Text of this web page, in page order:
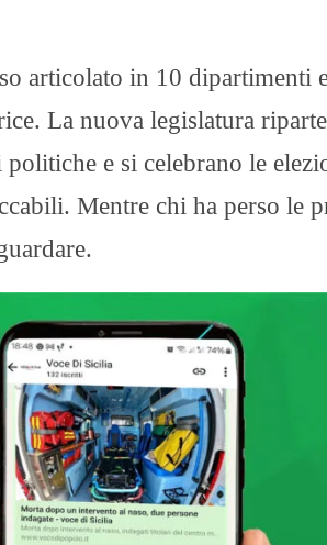
articolato in 10 dipartimenti
La nuova legislatura riparte
politiche e si celebrano le
Mentre chi ha perso le